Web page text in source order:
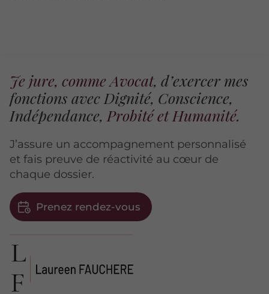
Je jure, comme Avocat, d’exercer mes
fonctions avec Dignité, Conscience,
Indépendance, Probité et Humanité.
J’assure un accompagnement personnalisé
et fais preuve de réactivité au cœur de
chaque dossier.
Prenez rendez-vous